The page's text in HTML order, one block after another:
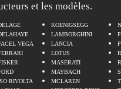
et les modèles.
VEGA
RIVOLTA
KOENIGSEGG
LAMBORGHINI
LANCIA
LOTUS
MASERATI
MAYBACH
MCLAREN